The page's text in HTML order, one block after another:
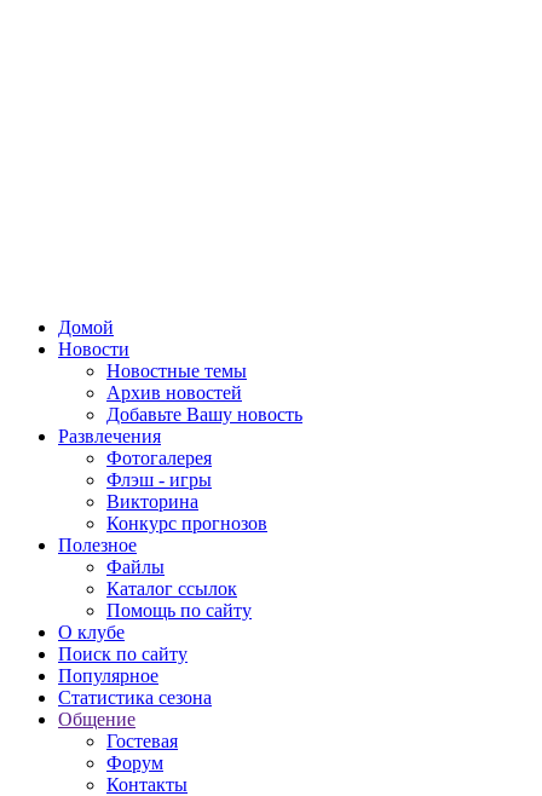
Домой
Новости
Новостные темы
Архив новостей
Добавьте Вашу новость
Развлечения
Фотогалерея
Флэш - игры
Викторина
Конкурс прогнозов
Полезное
Файлы
Каталог ссылок
Помощь по сайту
О клубе
Поиск по сайту
Популярное
Статистика сезона
Общение
Гостевая
Форум
Контакты